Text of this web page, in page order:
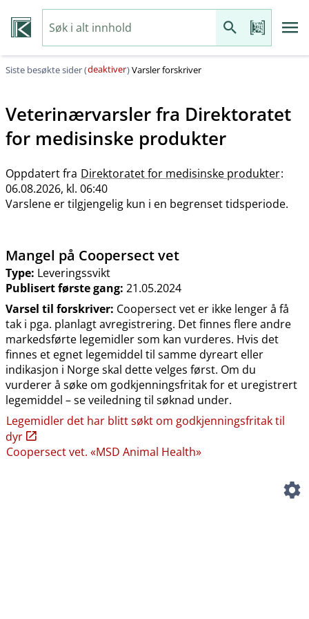
Siste besøkte sider (deaktiver)Varsler forskriver
Veterinærvarsler fra Direktoratet
for medisinske produkter
Oppdatert fra Direktoratet for medisinske produkter:
06.08.2026, kl. 06:40
Varslene er tilgjengelig kun i en begrenset tidsperiode.
Mangel på Coopersect vet
Type: Leveringssvikt
Publisert første gang: 21.05.2024
Varsel til forskriver: Coopersect vet er ikke lenger å få
tak i pga. planlagt avregistrering. Det finnes flere andre
markedsførte legemidler som kan vurderes. Hvis det
finnes et egnet legemiddel til samme dyreart eller
indikasjon i Norge skal dette velges først. Om du
vurderer å søke om godkjenningsfritak for et uregistrert
legemiddel – se veiledning til søknad under.
Legemidler det har blitt søkt om godkjenningsfritak til
dyr
Coopersect vet. «MSD Animal Health»